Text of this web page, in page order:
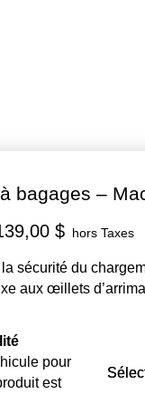
bagages –
$ hors Taxes
sécurité du
aux œillets
dans
pour
est